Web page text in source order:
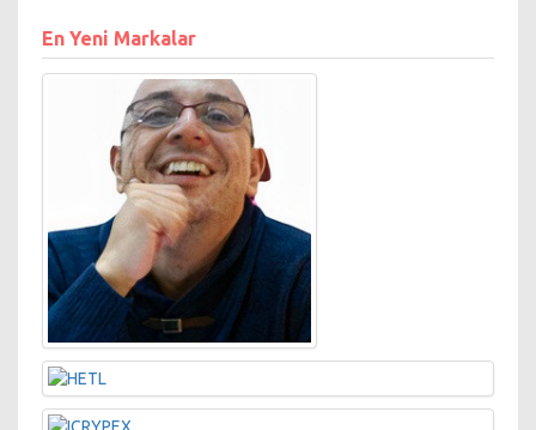
En Yeni Markalar